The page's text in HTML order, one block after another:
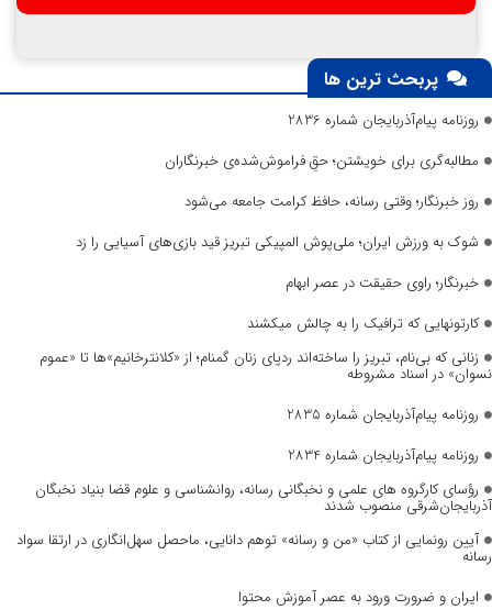
پربحث ترین ها
روزنامه پیام‌آذربایجان شماره 2836
مطالبه‌گری برای خویشتن؛ حقِ فراموش‌شده‌ی خبرنگاران
روز خبرنگار؛ وقتی رسانه، حافظ کرامت جامعه می‌شود
شوک به ورزش ایران؛ ملی‌پوش المپیکی تبریز قید بازی‌های آسیایی را زد
خبرنگار؛ راوی حقیقت در عصر ابهام
کارتونهایی که ترافیک را به چالش میکشند
زنانی که بی‌نام، تبریز را ساخته‌اند ردپای زنان گمنام؛ از «کلانترخانیم»ها تا «عموم
نسوان» در اسناد مشروطه
روزنامه پیام‌آذربایجان شماره 2835
روزنامه پیام‌آذربایجان شماره 2834
رؤسای کارگروه های علمی و نخبگانی رسانه، روانشناسی و علوم قضا بنیاد نخبگان
آذربایجان‌شرقی منصوب شدند
آیین رونمایی از کتاب «من و رسانه» توهم دانایی، ماحصل سهل‌انگاری در ارتقا سواد
رسانه
ایران و ضرورت ورود به عصر آموزش محتوا